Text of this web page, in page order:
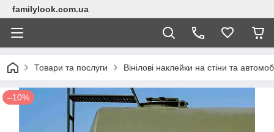
familylook.com.ua
Товари та послуги Вінілові наклейки на стіни та
–10%